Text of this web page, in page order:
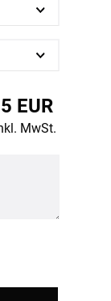
EUR
MwSt.